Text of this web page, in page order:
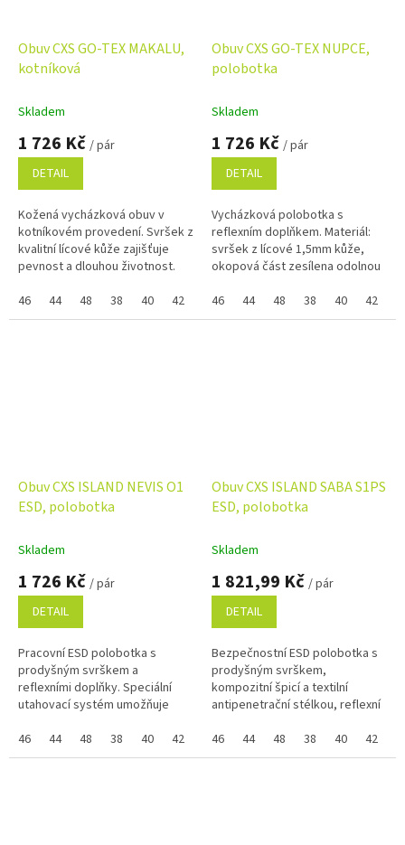
Obuv CXS GO-TEX MAKALU,
kotníková
Skladem
1 726 Kč / pár
DETAIL
Kožená vycházková obuv v
kotníkovém provedení. Svršek z
kvalitní lícové kůže zajišťuje
pevnost a dlouhou životnost.
odolnou gumou pro vyšší...
46 44 48 38 40 42 39 41 43 45 37 47
Obuv CXS GO-TEX NUPCE,
polobotka
Skladem
1 726 Kč / pár
DETAIL
Vycházková polobotka s
reflexním doplňkem. Materiál:
svršek z lícové 1,5mm kůže,
okopová část zesílena odolnou
textilní podšívka kombinovaná
s...
46 44 48 38 40 42
Obuv CXS ISLAND NEVIS O1
ESD, polobotka
Skladem
1 726 Kč / pár
DETAIL
Pracovní ESD polobotka s
prodyšným svrškem a
reflexními doplňky. Speciální
utahovací systém umožňuje
Materiál: odolný a prodyšný
polyesterový...
46 44 48 38 40 42 39 41 43 45 37 47
Obuv CXS ISLAND SABA S1PS
ESD, polobotka
Skladem
1 821,99 Kč / pár
DETAIL
Bezpečnostní ESD polobotka s
prodyšným svrškem,
kompozitní špicí a textilní
antipenetrační stélkou, reflexní
systém umožňuje rychlé stažení
i...
46 44 48 38 40 42